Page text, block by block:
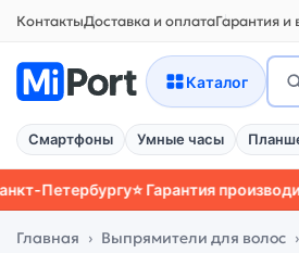
КонтактыДоставка и оплатаГарантия и
Каталог
Смартфоны Умные часы
⭐ Гарантия производителя
Главная Выпрямители для волос